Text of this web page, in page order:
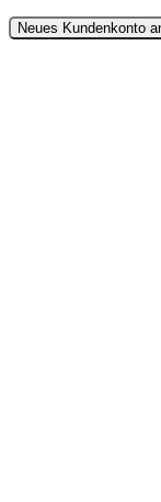
Neues Kundenkonto